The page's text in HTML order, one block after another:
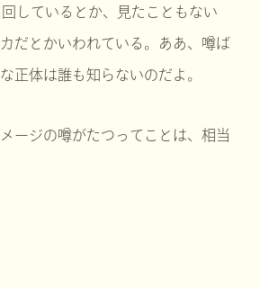
しているとか、見たこともない
だとかいわれている。ああ、噂ば
正体は誰も知らないのだよ。
ージの噂がたつってことは、相当